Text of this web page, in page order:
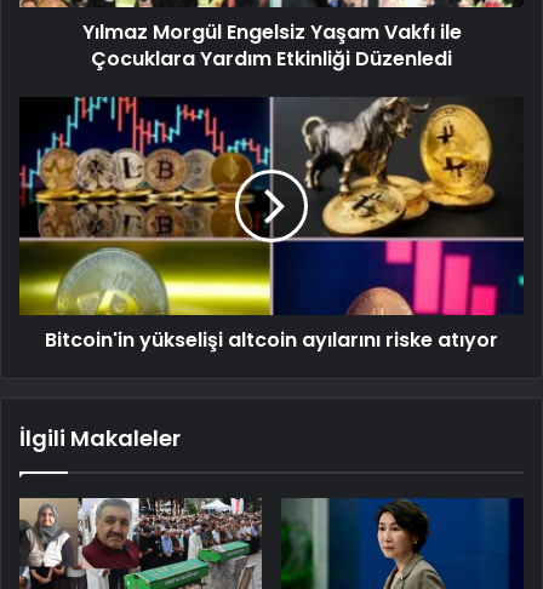
Yılmaz Morgül Engelsiz Yaşam Vakfı ile
Çocuklara Yardım Etkinliği Düzenledi
Bitcoin'in yükselişi altcoin ayılarını riske atıyor
İlgili Makaleler